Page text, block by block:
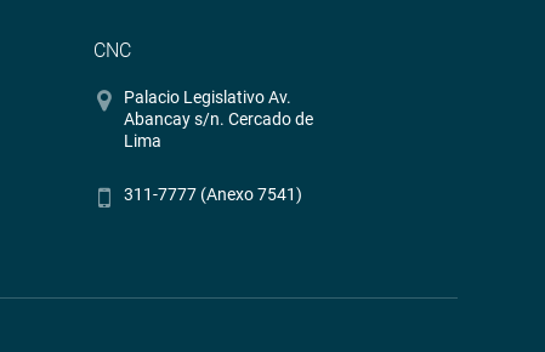
CNC
Palacio Legislativo Av.
Abancay s/n. Cercado de
Lima
311-7777 (Anexo 7541)